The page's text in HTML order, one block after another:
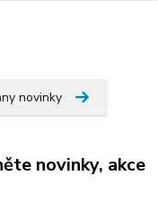
novinky
novinky, akce